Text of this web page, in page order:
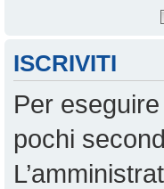
ISCRIVITI
Per
pochi